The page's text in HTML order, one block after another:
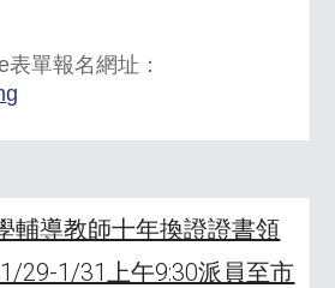
單報名網址：
輔導教師十年換證證書領
29-1/31上午9:30派員至市